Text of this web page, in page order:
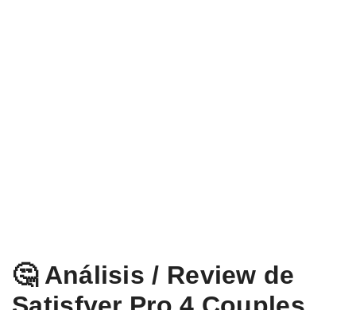
🤔 Análisis / Review de